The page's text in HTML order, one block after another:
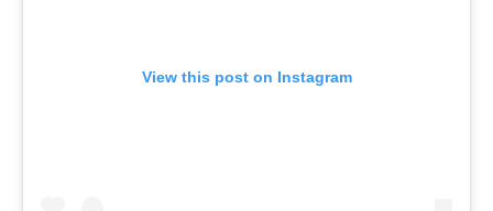
View this post on Instagram